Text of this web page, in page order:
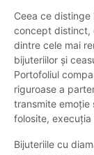
Ceea ce distinge
concept distinct,
dintre cele mai
bijuteriilor și
Portofoliul
riguroase a
transmite emoție
folosite,
Bijuteriile cu